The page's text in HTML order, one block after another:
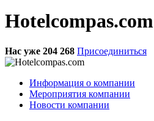
Hotelcompas.com
Нас уже 204 268 Присоединиться
Информация о компании
Мероприятия компании
Новости компании